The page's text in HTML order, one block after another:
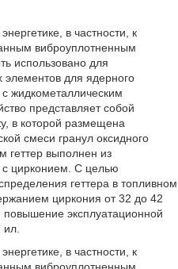
в частности, к
виброуплотненным
использовано для
для ядерного
жидкометаллическим
представляет собой
в которой размещена
смеси гранул оксидного
геттер выполнен из
с цирконием. С целью
геттера в топливном
циркония от 32 до 42
повышение эксплуатационной
в частности, к